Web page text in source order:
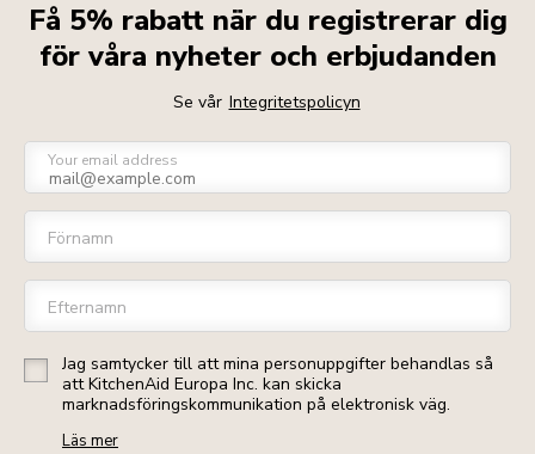
Få 5% rabatt när du registrerar dig
för våra nyheter och erbjudanden
Se vår Integritetspolicyn
Your email address
Förnamn
Efternamn
Jag samtycker till att mina personuppgifter behandlas så
att KitchenAid Europa Inc. kan skicka
marknadsföringskommunikation på elektronisk väg.
Läs mer